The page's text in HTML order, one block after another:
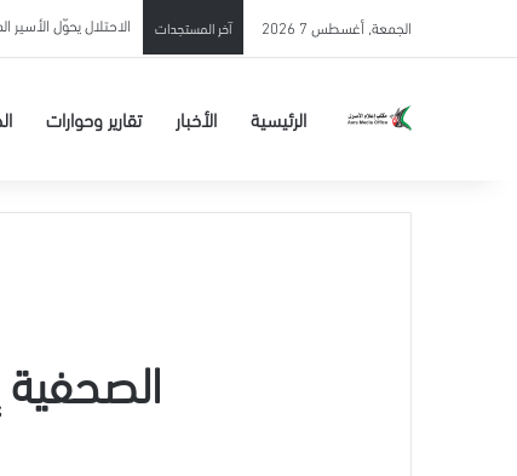
الجمعة, أغسطس 7 2026 آخر المستجدات الاحتلال يحوّل الأسير
الرئيسية الأخبار تقارير وحوارات
الصحفية